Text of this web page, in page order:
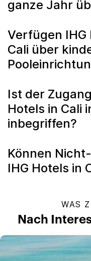
ganze Jahr
Verfügen IHG
Cali über
Ist der
Hotels in Cali
inbegriffen?
Können
IHG Hotels in
WAS
Nach